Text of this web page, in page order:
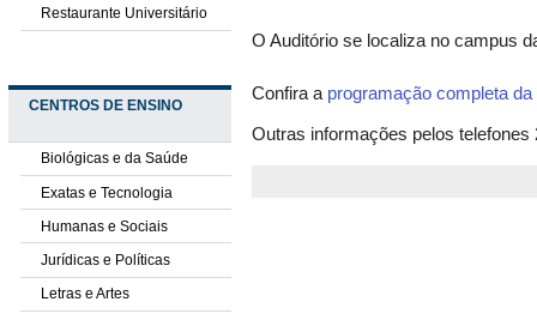
Restaurante Universitário
CENTROS DE ENSINO
Biológicas e da Saúde
Exatas e Tecnologia
Humanas e Sociais
Jurídicas e Políticas
Letras e Artes
O Auditório se localiza no campus
Confira a programação completa da
Outras informações pelos telefones